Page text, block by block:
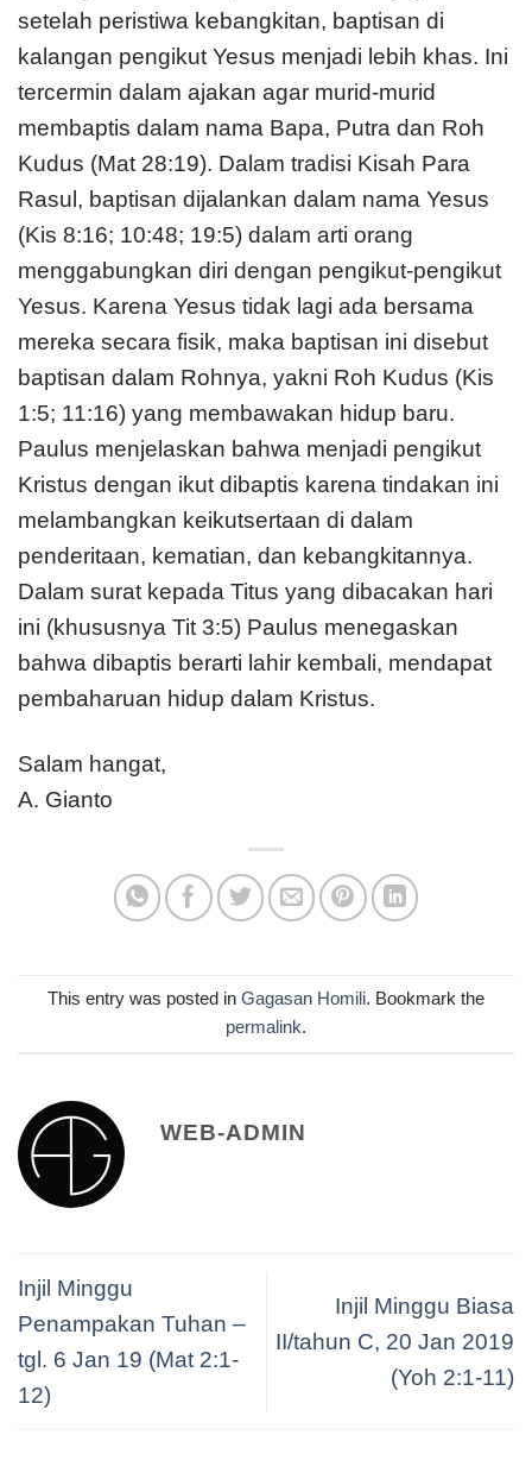
setelah peristiwa kebangkitan, baptisan di
kalangan pengikut Yesus menjadi lebih khas. Ini
tercermin dalam ajakan agar murid-murid
membaptis dalam nama Bapa, Putra dan Roh
Kudus (Mat 28:19). Dalam tradisi Kisah Para
Rasul, baptisan dijalankan dalam nama Yesus
(Kis 8:16; 10:48; 19:5) dalam arti orang
menggabungkan diri dengan pengikut-pengikut
Yesus. Karena Yesus tidak lagi ada bersama
mereka secara fisik, maka baptisan ini disebut
baptisan dalam Rohnya, yakni Roh Kudus (Kis
1:5; 11:16) yang membawakan hidup baru.
Paulus menjelaskan bahwa menjadi pengikut
Kristus dengan ikut dibaptis karena tindakan ini
melambangkan keikutsertaan di dalam
penderitaan, kematian, dan kebangkitannya.
Dalam surat kepada Titus yang dibacakan hari
ini (khususnya Tit 3:5) Paulus menegaskan
bahwa dibaptis berarti lahir kembali, mendapat
pembaharuan hidup dalam Kristus.
Salam hangat,
A. Gianto
This entry was posted in Gagasan Homili. Bookmark the
permalink.
WEB-ADMIN
Injil Minggu
Penampakan Tuhan –
tgl. 6 Jan 19 (Mat 2:1-
12)
Injil Minggu Biasa
II/tahun C, 20 Jan 2019
(Yoh 2:1-11)